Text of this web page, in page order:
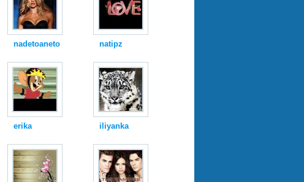
nadetoaneto natipz
erika iliyanka